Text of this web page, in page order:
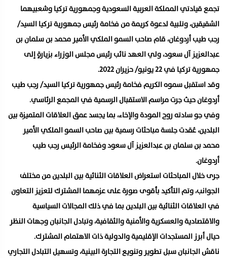
تجمع قيادتي المملكة العربية السعودية وجمهورية تركيا وشعبيهما
الشقيقين، وتلبية لدعوة كريمة من فخامة رئيس جمهورية تركيا السيد/
رجب طيب أردوغان، قام صاحب السمو الملكي الأمير محمد بن سلمان بن
عبدالعزيز آل سعود، ولي العهد نائب رئيس مجلس الوزراء بزيارةٍ إلى
جمهورية تركيا في 22 يونيو/ حزيران 2022.
وقد استقبل سموه الكريم فخامة رئيس جمهورية تركيا السيد/ رجب طيب
أردوغان حيث جرت مراسم الاستقبال الرسمية في المجمع الرئاسي.
وفي جو سادته روح المودة والإخاء، بما يجسد عمق العلاقات المتميزة بين
البلدين، عُقدت جلسة مباحثات رسمية بين صاحب السمو الملكي الأمير
محمد بن سلمان بن عبدالعزيز آل سعود وفخامة الرئيس رجب طيب
أردوغان.
جرى خلال المباحثات استعراض العلاقات الثنائية بين البلدين من مختلف
الجوانب، وتم التأكيد بأقوى صورة على عزمهما المشترك لتعزيز التعاون
في العلاقات الثنائية بين البلدين بما في ذلك المجالات السياسية
والاقتصادية والعسكرية والأمنية والثقافية، وتبادل الجانبان وجهات النظر
حيال أبرز المستجدات الإقليمية والدولية ذات الاهتمام المشترك.
ناقش الجانبان سبل تطوير وتنويع التجارة البينية، وتسهيل التبادل التجاري